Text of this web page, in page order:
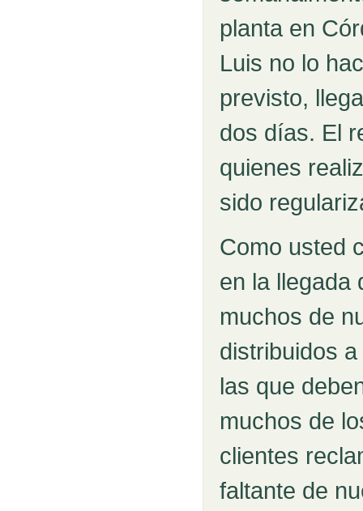
planta en
Luis no lo
previsto,
dos días. El
quienes
sido
Como usted
en la llegada
muchos de
distribuidos
las que
muchos de
clientes
faltante de